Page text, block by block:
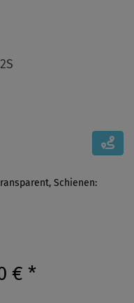
Schienen:
€ *